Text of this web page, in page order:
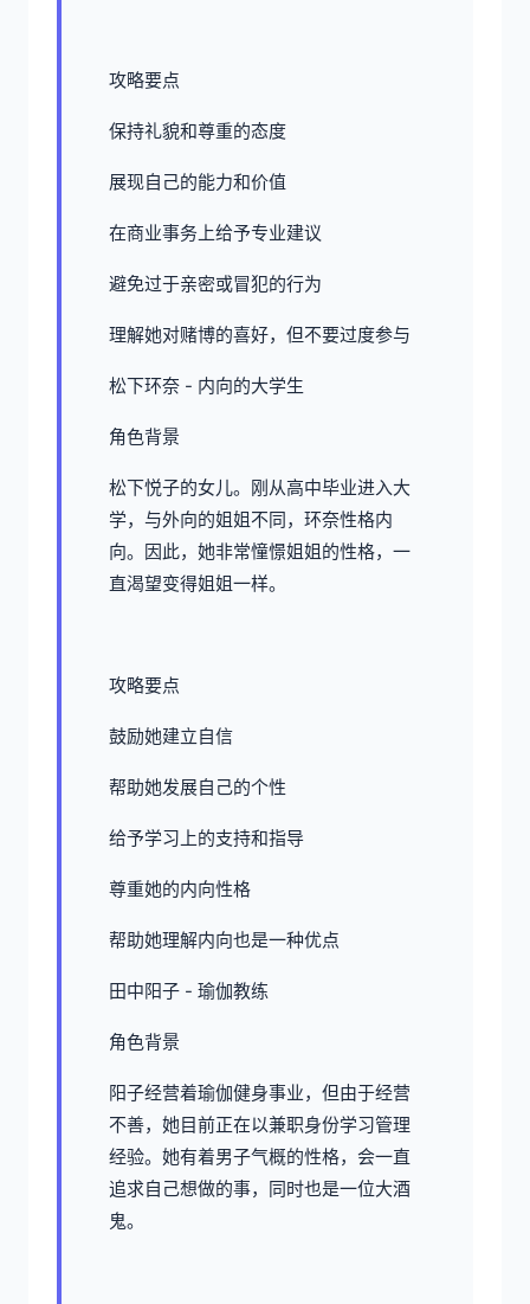
攻略要点
保持礼貌和尊重的态度
展现自己的能力和价值
在商业事务上给予专业建议
避免过于亲密或冒犯的行为
理解她对赌博的喜好，但不要过度参与
松下环奈 - 内向的大学生
角色背景
松下悦子的女儿。刚从高中毕业进入大
学，与外向的姐姐不同，环奈性格内
向。因此，她非常憧憬姐姐的性格，一
直渴望变得姐姐一样。
攻略要点
鼓励她建立自信
帮助她发展自己的个性
给予学习上的支持和指导
尊重她的内向性格
帮助她理解内向也是一种优点
田中阳子 - 瑜伽教练
角色背景
阳子经营着瑜伽健身事业，但由于经营
不善，她目前正在以兼职身份学习管理
经验。她有着男子气概的性格，会一直
追求自己想做的事，同时也是一位大酒
鬼。